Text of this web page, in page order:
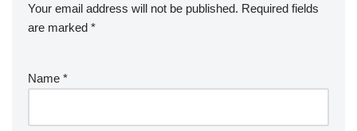
Your email address will not be published. Required fields
are marked *
Name *